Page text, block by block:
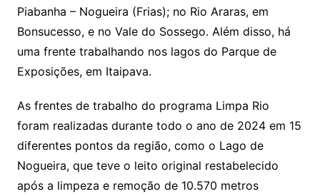
Piabanha – Nogueira (Frias); no Rio Araras, em
Bonsucesso, e no Vale do Sossego. Além disso, há
uma frente trabalhando nos lagos do Parque de
Exposições, em Itaipava.
As frentes de trabalho do programa Limpa Rio
foram realizadas durante todo o ano de 2024 em 15
diferentes pontos da região, como o Lago de
Nogueira, que teve o leito original restabelecido
após a limpeza e remoção de 10.570 metros